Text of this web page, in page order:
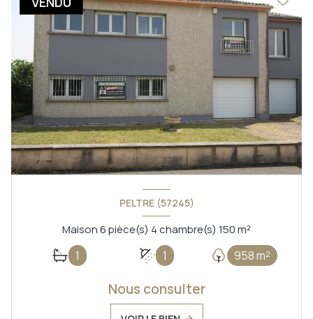
PELTRE (57245)
Maison 6 pièce(s) 4 chambre(s) 150 m²
1 1 958 m²
Nous consulter